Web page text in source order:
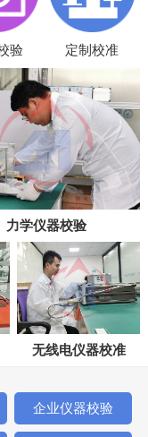
验 定制校准
力学仪器校验
无线电仪器校准
企业仪器校验